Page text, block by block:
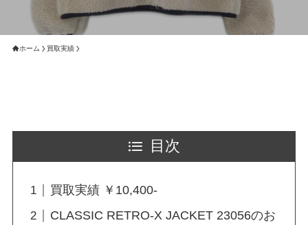
ホーム 買取実績
目次
買取実績 ￥10,400-
CLASSIC RETRO-X JACKET 23056のお